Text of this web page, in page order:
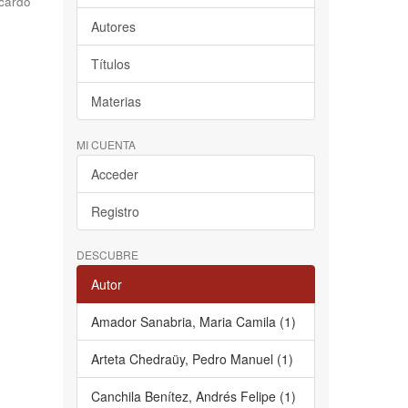
Autores
Títulos
Materias
MI CUENTA
Acceder
Registro
DESCUBRE
Autor
Amador Sanabria, Maria Camila (1)
Arteta Chedraüy, Pedro Manuel (1)
Canchila Benítez, Andrés Felipe (1)